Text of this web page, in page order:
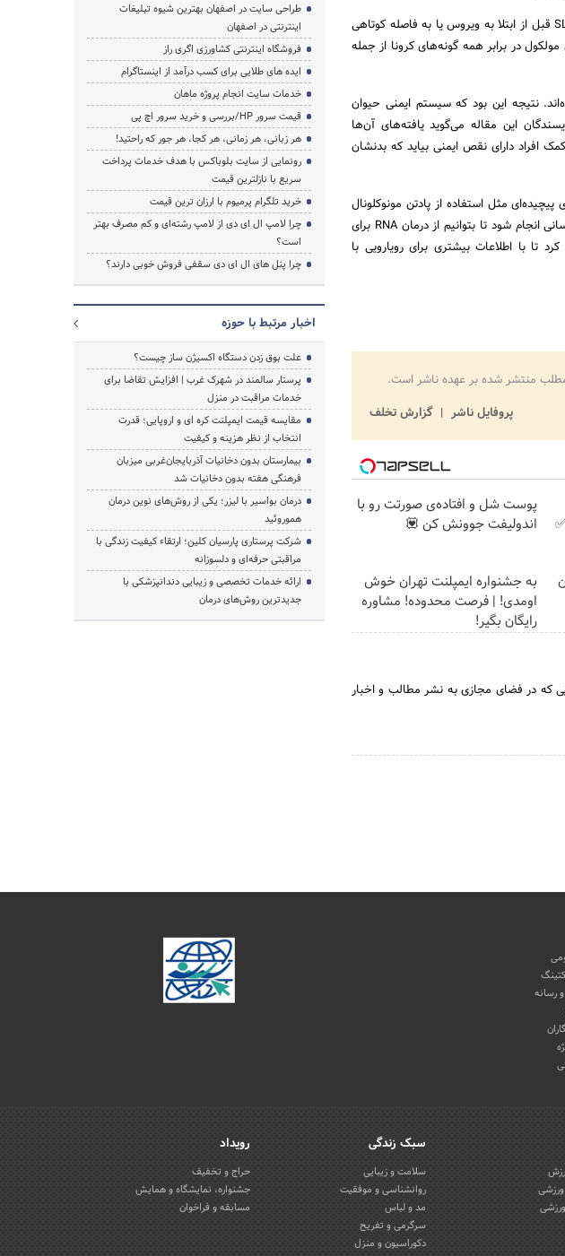
پژوهشگران در طول آزمایش‌های حیوانی نشان داده‌اند که اگر یک دوز از SLR14 قبل از ابتلا به ویروس یا به فاصله کوتاهی
در برابر همه گونه‌های کرونا از جمله
نتیجه این بود که سیستم ایمنی حیوان
این مقاله می‌گوید یافته‌های آن‌ها
افراد دارای نقص ایمنی بیاید که بدنشان
مثل استفاده از پادتن مونوکلونال
است. البته هنوز باید تحقیقات بیشتری به‌ویژه در مراحل کارآزمایی بالینی انسانی انجام شود تا بتوانیم از درمان RNA برای
تا با اطلاعات بیشتری برای رویارویی با
منتشر شده بر عهده ناشر است.
پروفایل ناشر
گزارش تخلف
پوست شل و افتاده‌ی صورتت رو با
اندولیفت جوونش کن 💟
به جشنواره ایمپلنت تهران خوش
اومدی! | فرصت محدوده! مشاوره
رایگان بگیر!
که در فضای مجازی به نشر مطالب و اخبار
طراحی سایت در اصفهان بهترین شیوه تبلیغات
اینترنتی در اصفهان
فروشگاه اینترنتی کشاورزی اگری راز
ایده های طلایی برای کسب درآمد از اینستاگرام
خدمات سایت انجام پروژه ماهان
قیمت سرور HP/بررسی و خرید سرور اچ پی
هر زبانی، هر زمانی، هر کجا، هر جور که راحتید!
رونمایی از سایت بلوباکس با هدف خدمات پرداخت
سریع با نازلترین قیمت
خرید تلگرام پرمیوم با ارزان ترین قیمت
چرا لامپ ال ای دی از لامپ رشته‌ای و کم مصرف بهتر
است؟
چرا پنل های ال ای دی سقفی فروش خوبی دارند؟
اخبار مرتبط با حوزه
علت بوق زدن دستگاه اکسیژن ساز چیست؟
پرستار سالمند در شهرک غرب | افزایش تقاضا برای
خدمات مراقبت در منزل
مقایسه قیمت ایمپلنت کره ای و اروپایی؛ قدرت
انتخاب از نظر هزینه و کیفیت
بیمارستان بدون دخانیات آذربایجان‌غربی میزبان
فرهنگی هفته بدون دخانیات شد
درمان بواسیر با لیزر؛ یکی از روش‌های نوین درمان
هموروئید
شرکت پرستاری پارسیان کلین؛ ارتقاء کیفیت زندگی با
مراقبتی حرفه‌ای و دلسوزانه
ارائه خدمات تخصصی و زیبایی دندانپزشکی با
جدیدترین روش‌های درمان
رسانه
سبک زندگی
سلامت و زیبایی
روانشناسی و موفقیت
مد و لباس
سرگرمی و تفریح
دکوراسیون و منزل
رویداد
حراج و تخفیف
جشنواره، نمایشگاه و همایش
مسابقه و فراخوان